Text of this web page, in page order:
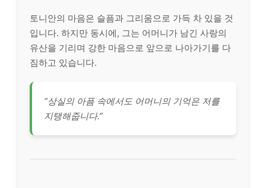
토니안의 마음은 슬픔과 그리움으로 가득 차 있을 것
입니다. 하지만 동시에, 그는 어머니가 남긴 사랑의
유산을 기리며 강한 마음으로 앞으로 나아가기를 다
짐하고 있습니다.
“상실의 아픔 속에서도 어머니의 기억은 저를
지탱해줍니다.”